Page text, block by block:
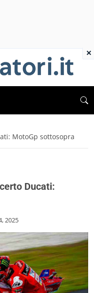
MotoGp sottosopra
Ducati:
2025
×